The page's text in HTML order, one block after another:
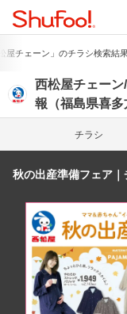
屋チェーン」のチラシ検索結
西松屋チェー
報（福島県喜多
チラシ
秋の出産準備フェア